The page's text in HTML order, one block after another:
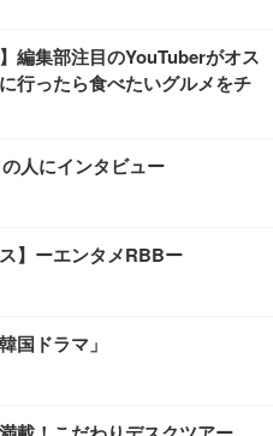
編集部注目のYouTuberがオス
行ったら食べたいグルメをチ
人にインタビュー
】ーエンタメRBBー
国ドラマ」